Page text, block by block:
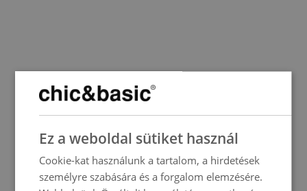
SPANISH
ENGLISH
FRENCH
ITALIAN
Ez a weboldal sütiket használ
Cookie-kat használunk a tartalom, a hirdetések
személyre szabására és a forgalom elemzésére.